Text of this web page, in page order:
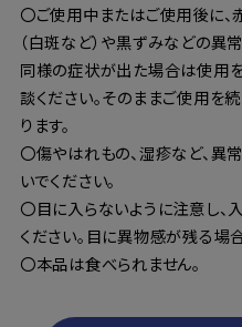
〇ご使用中またはご使用後に、
（白斑など）や黒ずみなどの
同様の症状が出た場合は使用
談ください。そのままご使用を
ります。
〇傷やはれもの、湿疹など、
いでください。
〇目に入らないように注意し、
ください。目に異物感が残る場
〇本品は食べられません。